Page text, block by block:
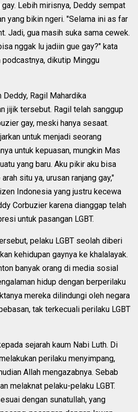
Lebih mirisnya, Deddy sempat
yang bikin ngeri. "Selama ini as far
Jadi, gua masih suka sama cewek.
nggak lu jadiin gue gay?" kata
dikutip Minggu
Deddy, Ragil Mahardika
jijik tersebut. Ragil telah sanggup
gay, meski hanya sesaat.
untuk menjadi seorang
untuk kepuasan, mungkin Mas
yang baru. Aku pikir aku bisa
situ ya, urusan ranjang gay,"
Indonesia yang justru kecewa
Corbuzier karena dianggap telah
untuk pasangan LGBT.
pelaku LGBT seolah diberi
kehidupan gaynya ke khalalayak.
banyak orang di media sosial
hidup dengan berperilaku
mereka dilindungi oleh negara
tak terkecuali perilaku LGBT
sejarah kaum Nabi Luth. Di
perilaku menyimpang,
Allah mengazabnya. Sebab
melaknat pelaku-pelaku LGBT.
dengan sunatullah, yang